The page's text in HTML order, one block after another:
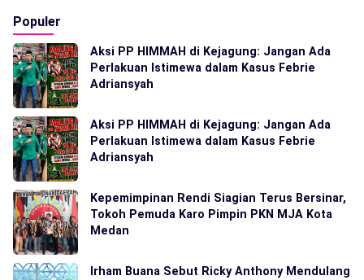
Populer
Aksi PP HIMMAH di Kejagung: Jangan Ada
Perlakuan Istimewa dalam Kasus Febrie
Adriansyah
Aksi PP HIMMAH di Kejagung: Jangan Ada
Perlakuan Istimewa dalam Kasus Febrie
Adriansyah
Kepemimpinan Rendi Siagian Terus Bersinar,
Tokoh Pemuda Karo Pimpin PKN MJA Kota
Medan
Irham Buana Sebut Ricky Anthony Mendulang